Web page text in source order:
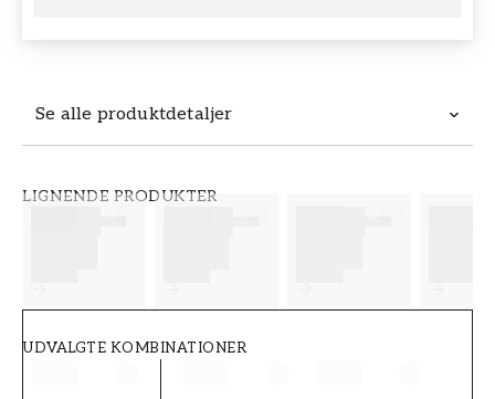
Se alle produktdetaljer
LIGNENDE PRODUKTER
UDVALGTE KOMBINATIONER